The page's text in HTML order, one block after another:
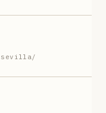
sevilla/